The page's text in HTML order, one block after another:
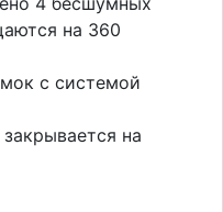
на 360
с системой
на